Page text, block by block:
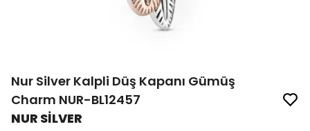
Nur Silver Kalpli Düş Kapanı Gümüş
Charm NUR-BL12457
NUR SİLVER